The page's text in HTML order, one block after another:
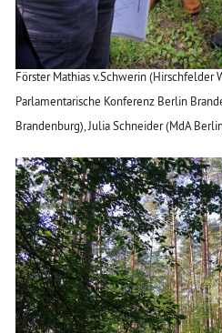
Förster Mathias v.Schwerin (Hirschfelder
Parlamentarische Konferenz Berlin
Brandenburg), Julia Schneider (MdA